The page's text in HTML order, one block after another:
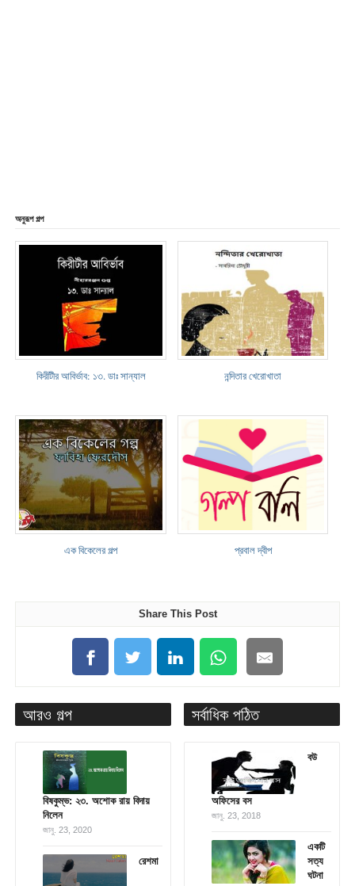
অনুরূপ গল্প
কিরীটীর আবির্ভাব: ১৩. ডাঃ সান্যাল নন্দিতার খেরোখাতা
এক বিকেলের গল্প প্রবাল দ্বীপ
Share This Post
আরও গল্প
বিষকুম্ভ: ২৩. অশোক রায় বিদায়
নিলেন
জানু. 23, 2020
রেশমা
সর্বাধিক পঠিত
বউ
অফিসের বস
জানু. 23, 2018
একটি
সত্য
ঘটনা